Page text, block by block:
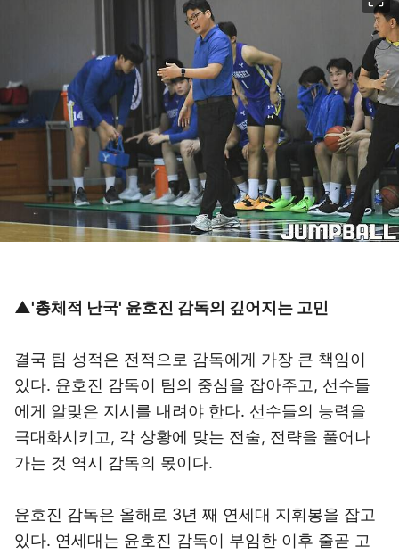
▲'총체적 난국' 윤호진 감독의 깊어지는 고민
결국 팀 성적은 전적으로 감독에게 가장 큰 책임이
있다. 윤호진 감독이 팀의 중심을 잡아주고, 선수들
에게 알맞은 지시를 내려야 한다. 선수들의 능력을
극대화시키고, 각 상황에 맞는 전술, 전략을 풀어나
가는 것 역시 감독의 몫이다.
윤호진 감독은 올해로 3년 째 연세대 지휘봉을 잡고
있다. 연세대는 윤호진 감독이 부임한 이후 줄곧 고